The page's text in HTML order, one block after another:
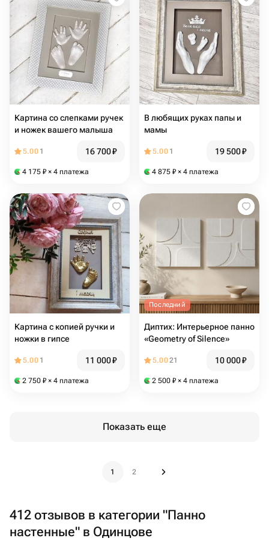
Картина со слепками ручек
и ножек вашего малыша
5.00 1 16 700₽
4 175 ₽ × 4 платежа
В любящих руках папы и
мамы
5.00 1 19 500₽
4 875 ₽ × 4 платежа
Картина с копией ручки и
ножки в гипсе
5.00 1 11 000₽
2 750 ₽ × 4 платежа
Последний
Диптих: Интерьерное панно
«Geometry of Silence»
5.0021 10 000₽
2 500 ₽ × 4 платежа
Показать еще
1 2
412 отзывов в категории "Панно
настенные" в Одинцове